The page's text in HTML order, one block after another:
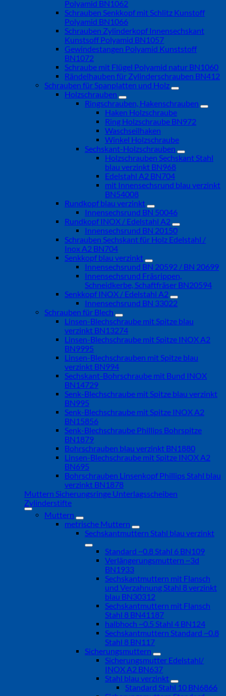
Polyamid BN1062
Schrauben Senkkopf mit Schlitz Kunstoff
Polyamid BN1066
Schrauben Zylinderkopf Innensechskant
Kunstsoff Polyamid BN1057
Gewindestangen Polyamid Kunststoff
BN1072
Schraube mit Flügel Polyamid natur BN1060
Rändelhauben für Zylinderschrauben BN412
Schrauben für Spanplatten und Holz
Holzschrauben
Ringschrauben, Hakenschrauben
Haken Holzschraube
Ring Holzschraube BN972
Waschseilhaken
Winkel Holzschraube
Sechskant-Holzschrauben
Holzschrauben Sechskant Stahl
blau verzinkt BN968
Edelstahl A2 BN704
mit Innensechsrund blau verzinkt
BN54008
Rundkopf blau verzinkt
Innensechsrund BN 50046
Rundkopf INOX / Edelstahl A2
Innensechsrund BN 20150
Schrauben Sechskant für Holz Edelstahl /
Inox A2 BN704
Senkkopf blau verzinkt
Innensechsrund BN 20592 / BN 20699
Innensechsrund Fräsrippen,
Schneidkerbe, Schaftfräser BN20594
Senkkopf INOX / Edelstahl A2
Innensechsrund BN 33022
Schrauben für Blech
Linsen-Blechschraube mit Spitze blau
verzinkt BN13274
Linsen-Blechschraube mit Spitze INOX A2
BN9995
Linsen-Blechschrauben mit Spitze blau
verzinkt BN994
Sechskant-Bohrschraube mit Bund INOX
BN14729
Senk-Blechschraube mit Spitze blau verzinkt
BN995
Senk-Blechschraube mit Spitze INOX A2
BN15856
Senk-Blechschraube Phillips Bohrspitze
BN1879
Bohrschrauben blau verzinkt BN1880
Linsen-Blechschraube mit Spitze INOX A2
BN695
Bohrschrauben Linsenkopf Phillips Stahl blau
verzinkt BN1878
Muttern Sicherungsringe Unterlagsscheiben
Zylinderstifte
Muttern
metrische Muttern
Sechskantmuttern Stahl blau verzinkt
Standard ~0.8 Stahl 6 BN109
Verlängerungsmuttern ~3d
BN1933
Sechskantmuttern mit Flansch
und Verzahnung Stahl 8 verzinkt
blau BN30312
Sechskantmuttern mit Flansch
Stahl 8 BN41187
halbhoch ~0.5 Stahl 4 BN124
Sechskantmuttern Standard ~0.8
Stahl 8 BN117
Sicherungsmuttern
Sicherungsmutter Edelstahl/
INOX A2 BN637
Stahl blau verzinkt
Standard Stahl 10 BN6866